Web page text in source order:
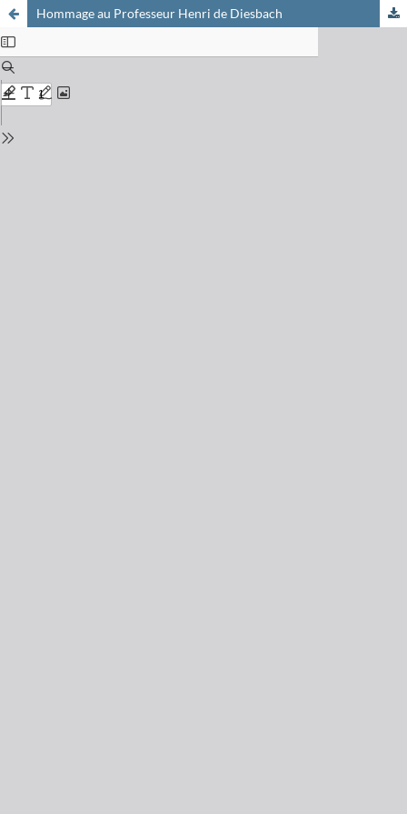
Hommage au Professeur Henri de Diesbach